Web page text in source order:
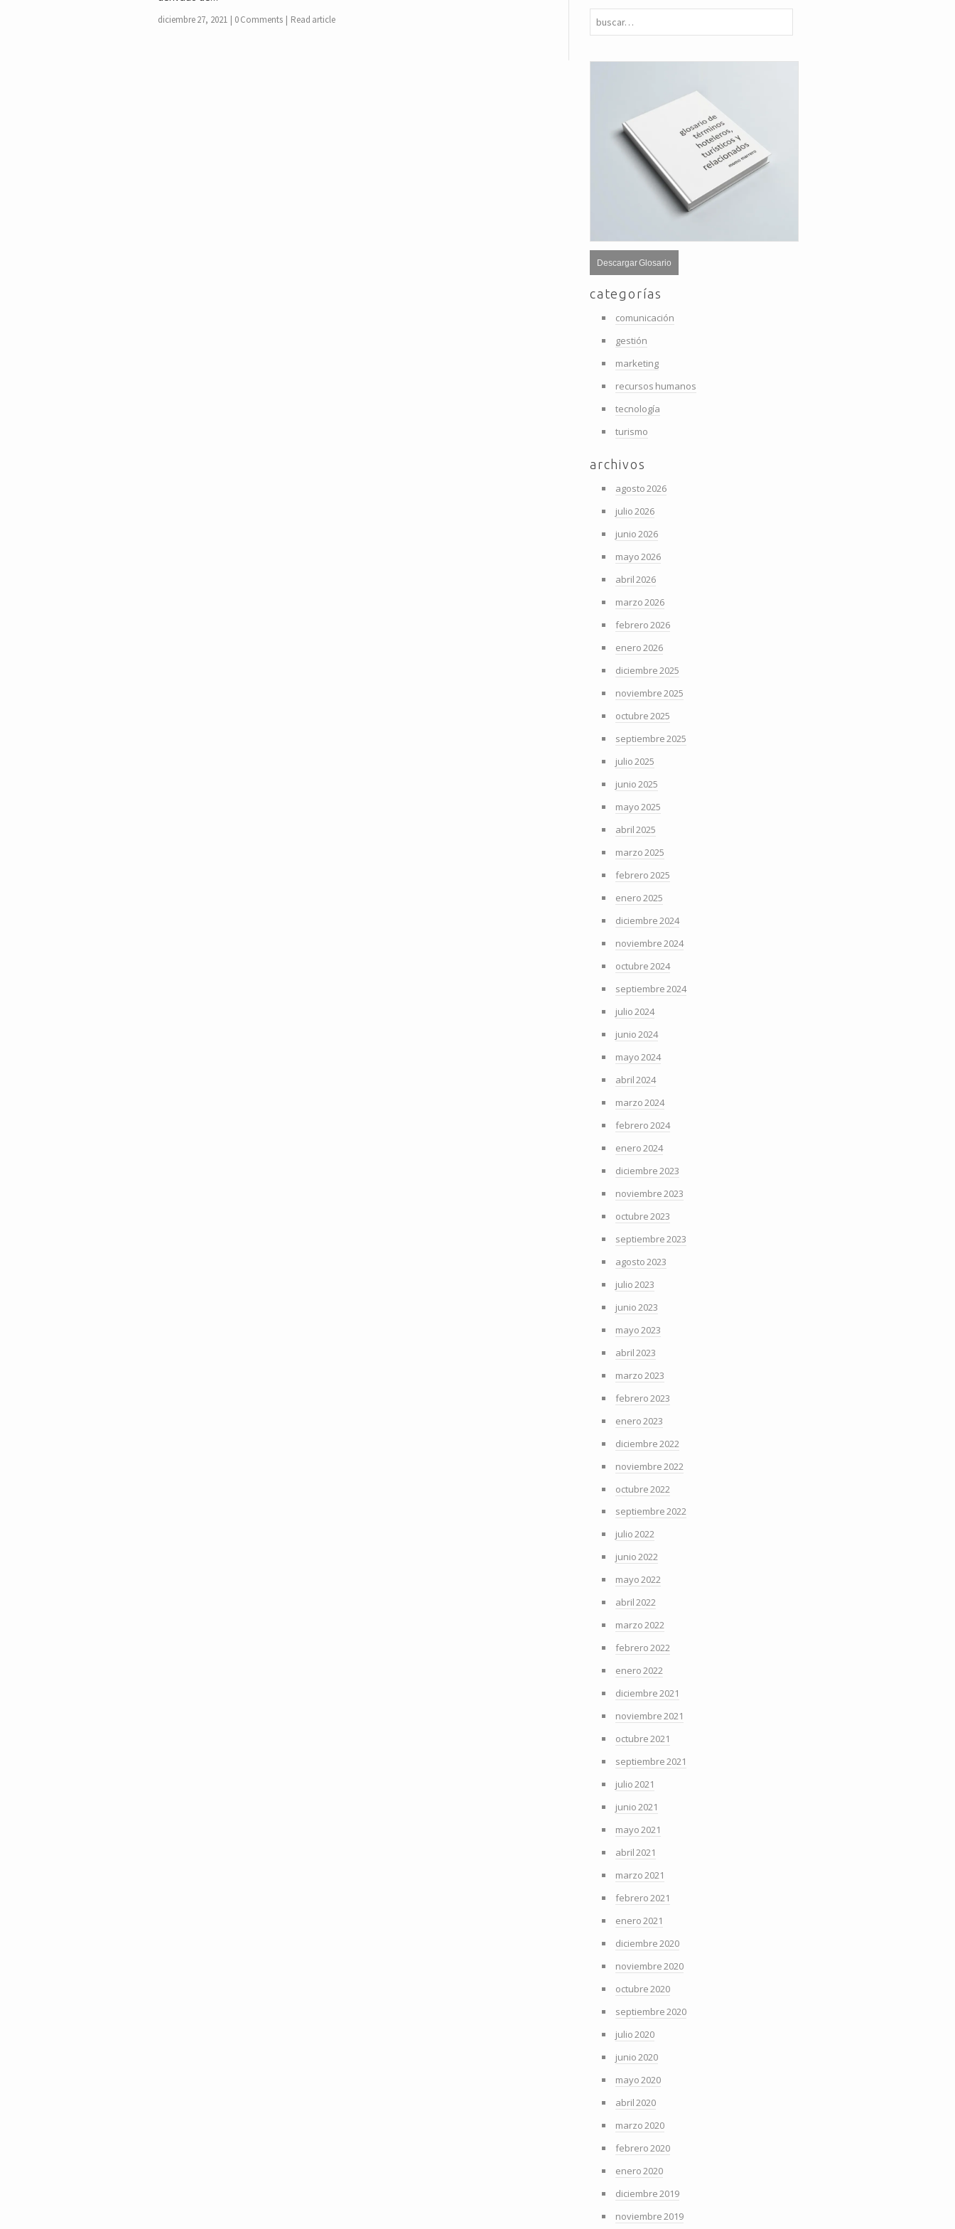
diciembre 27, 2021 0 Comments Read article
Descargar Glosario
categorías
comunicación
gestión
marketing
recursos humanos
tecnología
turismo
archivos
agosto 2026
julio 2026
junio 2026
mayo 2026
abril 2026
marzo 2026
febrero 2026
enero 2026
diciembre 2025
noviembre 2025
octubre 2025
septiembre 2025
julio 2025
junio 2025
mayo 2025
abril 2025
marzo 2025
febrero 2025
enero 2025
diciembre 2024
noviembre 2024
octubre 2024
septiembre 2024
julio 2024
junio 2024
mayo 2024
abril 2024
marzo 2024
febrero 2024
enero 2024
diciembre 2023
noviembre 2023
octubre 2023
septiembre 2023
agosto 2023
julio 2023
junio 2023
mayo 2023
abril 2023
marzo 2023
febrero 2023
enero 2023
diciembre 2022
noviembre 2022
octubre 2022
septiembre 2022
julio 2022
junio 2022
mayo 2022
abril 2022
marzo 2022
febrero 2022
enero 2022
diciembre 2021
noviembre 2021
octubre 2021
septiembre 2021
julio 2021
junio 2021
mayo 2021
abril 2021
marzo 2021
febrero 2021
enero 2021
diciembre 2020
noviembre 2020
octubre 2020
septiembre 2020
julio 2020
junio 2020
mayo 2020
abril 2020
marzo 2020
febrero 2020
enero 2020
diciembre 2019
noviembre 2019